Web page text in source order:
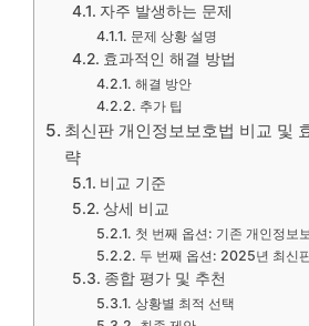
자주 발생하는 문제
문제 상황 설명
효과적인 해결 방법
해결 방안
추가 팁
최신판 개인정보보호법 비교 및
략
비교 기준
상세 비교
첫 번째 옵션: 기존 개인정보
두 번째 옵션: 2025년 최신
종합 평가 및 추천
상황별 최적 선택